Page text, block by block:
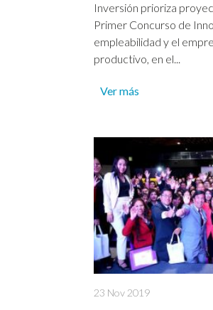
Inversión prioriza
Primer Concurso de
empleabilidad y el
productivo, en el...
Ver más
23 Nov 2019